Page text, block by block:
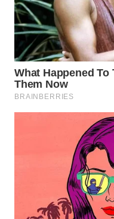
WN
BINTAN
WN
MANDALIKA
WN
LABUANBAJO
BORNEO